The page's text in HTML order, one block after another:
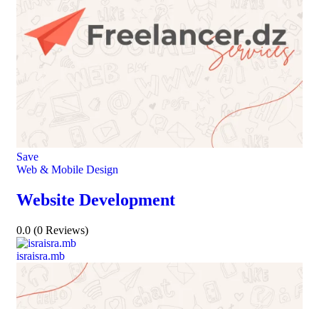
Save
Web & Mobile Design
Website Development
0.0 (0 Reviews)
israisra.mb